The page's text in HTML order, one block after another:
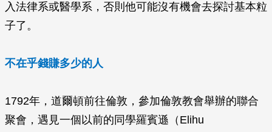
入法律系或醫學系，否則他可能沒有機會去探討基本粒
子了。
不在乎錢賺多少的人
1792年，道爾頓前往倫敦，參加倫敦教會舉辦的聯合
聚會，遇見一個以前的同學羅賓遜（Elihu